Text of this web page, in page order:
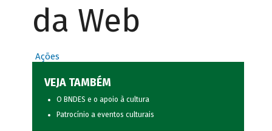
da Web
Ações
VEJA TAMBÉM
O BNDES e o apoio à cultura
Patrocínio a eventos culturais